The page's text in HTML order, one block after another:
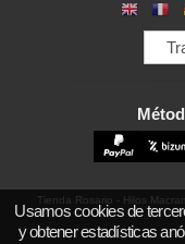
Tienda Rosario - Hilos
Usamos cookies de
y obtener estadísticas